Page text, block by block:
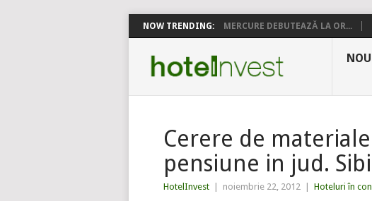
NOW TRENDING: MERCURE DEBUTEAZĂ LA OR...
Cerere de
pensiune in jud.
HotelInvest noiembrie 22, 2012 Hoteluri în